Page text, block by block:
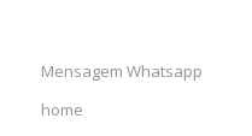
Mensagem Whatsapp
home